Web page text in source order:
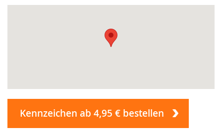
Kennzeichen ab 4,95 € bestellen